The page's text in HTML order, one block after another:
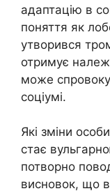
адаптацію в
поняття як
утворився
отримує
може
соціумі.
Які зміни
стає
потворно
висновок, що